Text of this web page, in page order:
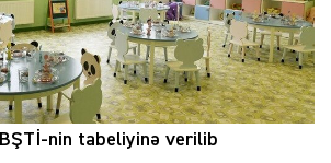
BŞTİ-nin tabeliyinə verilib